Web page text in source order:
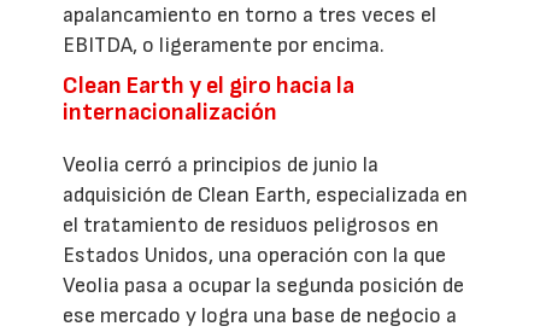
apalancamiento en torno a tres veces el
EBITDA, o ligeramente por encima.
Clean Earth y el giro hacia la
internacionalización
Veolia cerró a principios de junio la
adquisición de Clean Earth, especializada en
el tratamiento de residuos peligrosos en
Estados Unidos, una operación con la que
Veolia pasa a ocupar la segunda posición de
ese mercado y logra una base de negocio a